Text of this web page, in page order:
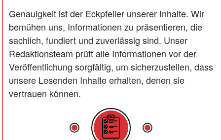
Genauigkeit ist der Eckpfeiler unserer Inhalte. Wir
bemühen uns, Informationen zu präsentieren, die
sachlich, fundiert und zuverlässig sind. Unser
Redaktionsteam prüft alle Informationen vor der
Veröffentlichung sorgfältig, um sicherzustellen, dass
unsere Lesenden Inhalte erhalten, denen sie
vertrauen können.